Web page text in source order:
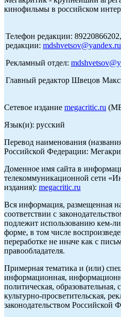
кинофильмы в российском
Телефон редакции:
редакции: mdshvetsov@yandex.ru
Рекламный отдел:
Главный редактор Швецов
Сетевое издание megacritic.ru
Язык(и): русский
Перевод наименования
Российской Федерации:
Доменное имя сайта в
телекоммуникационной сети
издания): megacritic.ru
Вся информация, размещенная
соответствии с
подлежит использованию кем-
форме, в том числе
переработке не иначе как с
правообладателя.
Примерная тематика и (или)
информационная,
политическая, образовательная,
культурно-просветительская,
законодательством Российской